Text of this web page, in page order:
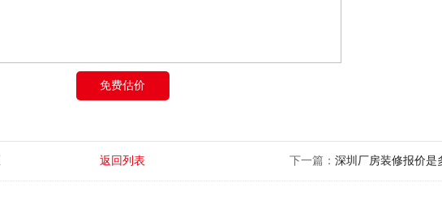
免费估价
下一篇： 深圳厂房装修报价是
返回列表